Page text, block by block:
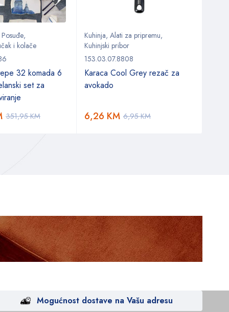
Posuđe,
i kolače
32 komada 6
set za
351,95KM
Kuhinja, Alati za pripremu,
Kuhinjski pribor
153.03.07.8808
Karaca Cool Grey rezač za
avokado
6,95KM
6,26 KM
Mogućnost dostave na Vašu adresu